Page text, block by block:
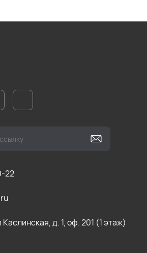
22
Каслинская, д. 1, оф. 201 (1 этаж)